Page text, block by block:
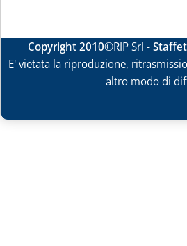
Copyright 2010©RIP Srl -
E' vietata la riproduzione,
altro modo di